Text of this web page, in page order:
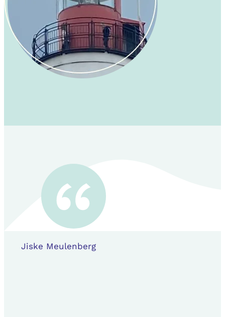
Jiske Meulenberg